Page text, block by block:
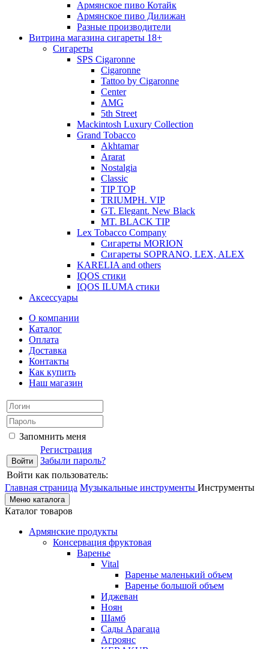
Армянское пиво Котайк
Армянское пиво Дилижан
Разные производители
Витрина магазина сигареты 18+
Cигареты
SPS Cigaronne
Сigaronne
Tattoo by Cigaronne
Center
AMG
5th Street
Mackintosh Luxury Collection
Grand Tobacco
Akhtamar
Ararat
Nostalgia
Classic
TIP TOP
TRIUMPH. VIP
GT. Elegant. New Black
MT. BLACK TIP
Lex Tobacco Company
Сигареты MORION
Сигареты SOPRANO, LEX, ALEX
KARELIA and others
IQOS стики
IQOS ILUMA стики
Аксессуары
О компании
Каталог
Оплата
Доставка
Контакты
Как купить
Наш магазин
Запомнить меня
Регистрация
Забыли пароль?
Войти как пользователь:
Главная страница Музыкальные инструменты Инструменты
Меню каталога
Каталог товаров
Армянские продукты
Консервация фруктовая
Варенье
Vital
Варенье маленький объем
Варенье большой объем
Иджеван
Ноян
Шамб
Сады Арагаца
Агроянс